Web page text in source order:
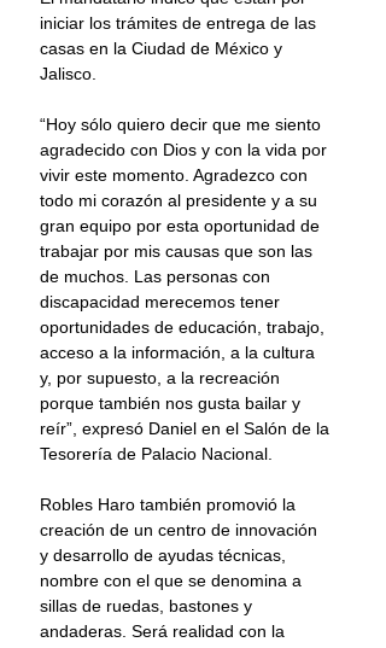
iniciar los trámites de entrega de las
casas en la Ciudad de México y
Jalisco.
“Hoy sólo quiero decir que me siento
agradecido con Dios y con la vida por
vivir este momento. Agradezco con
todo mi corazón al presidente y a su
gran equipo por esta oportunidad de
trabajar por mis causas que son las
de muchos. Las personas con
discapacidad merecemos tener
oportunidades de educación, trabajo,
acceso a la información, a la cultura
y, por supuesto, a la recreación
porque también nos gusta bailar y
reír”, expresó Daniel en el Salón de la
Tesorería de Palacio Nacional.
Robles Haro también promovió la
creación de un centro de innovación
y desarrollo de ayudas técnicas,
nombre con el que se denomina a
sillas de ruedas, bastones y
andaderas. Será realidad con la